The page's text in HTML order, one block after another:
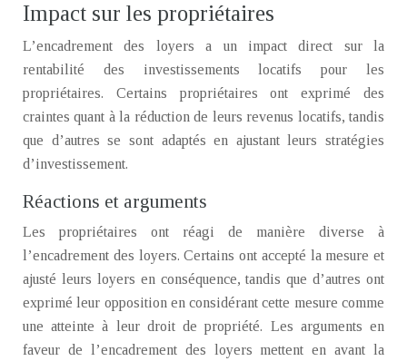
Impact sur les propriétaires
L’encadrement des loyers a un impact direct sur la
rentabilité des investissements locatifs pour les
propriétaires. Certains propriétaires ont exprimé des
craintes quant à la réduction de leurs revenus locatifs, tandis
que d’autres se sont adaptés en ajustant leurs stratégies
d’investissement.
Réactions et arguments
Les propriétaires ont réagi de manière diverse à
l’encadrement des loyers. Certains ont accepté la mesure et
ajusté leurs loyers en conséquence, tandis que d’autres ont
exprimé leur opposition en considérant cette mesure comme
une atteinte à leur droit de propriété. Les arguments en
faveur de l’encadrement des loyers mettent en avant la